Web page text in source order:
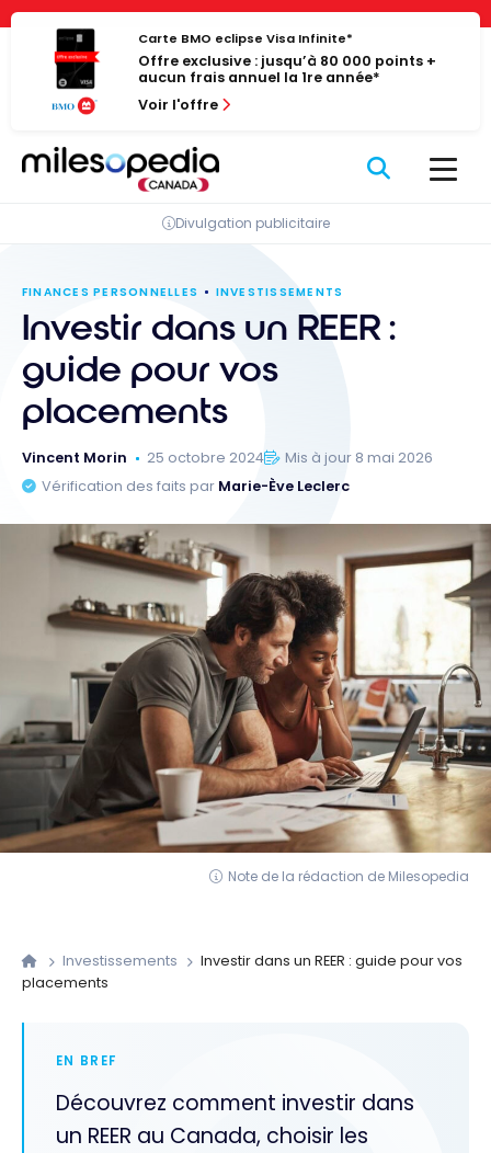
Panneau de gestion des cookies
Passer
contenu
Carte BMO eclipse Visa Infinite*
Offre exclusive : jusqu’à 80 000 points +
aucun frais annuel la 1re année*
Voir l'offre
Divulgation publicitaire
FINANCES PERSONNELLES INVESTISSEMENTS
Investir dans un REER :
guide pour vos
placements
Vincent Morin 25 octobre 2024
Mis à jour 8 mai 2026
Vérification des faits par Marie-Ève Leclerc
Note de la rédaction de Milesopedia
Investissements
Investir dans un REER : guide pour vos
placements
EN BREF
Découvrez comment investir dans
un REER au Canada, choisir les